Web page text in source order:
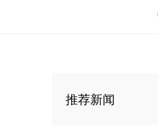
推荐新闻